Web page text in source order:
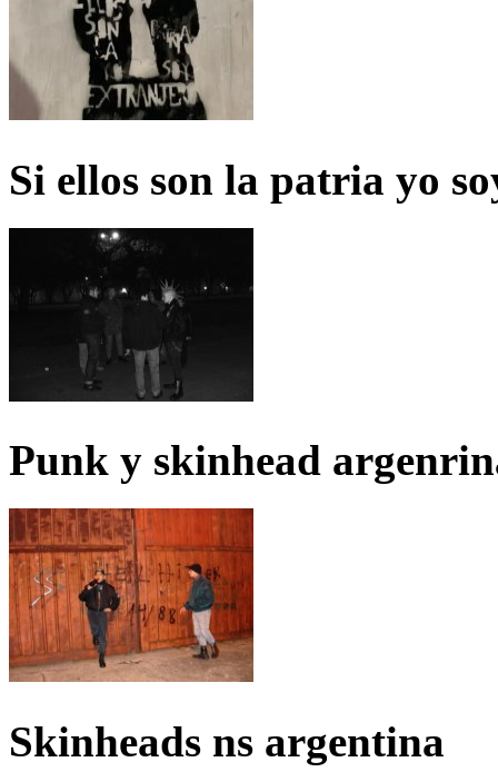
Si ellos son la patria yo
Punk y skinhead
Skinheads ns argentina